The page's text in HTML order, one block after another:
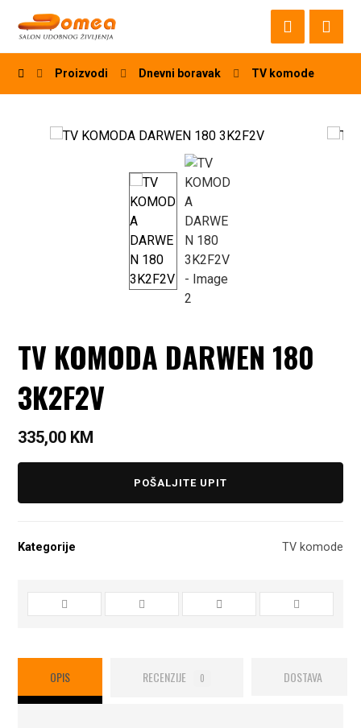
Proizvodi Dnevni boravak TV komode
TV KOMODA DARWEN 180
3K2F2V
335,00 KM
POŠALJITE UPIT
Kategorije TV komode
OPIS RECENZIJE 0 DOSTAVA